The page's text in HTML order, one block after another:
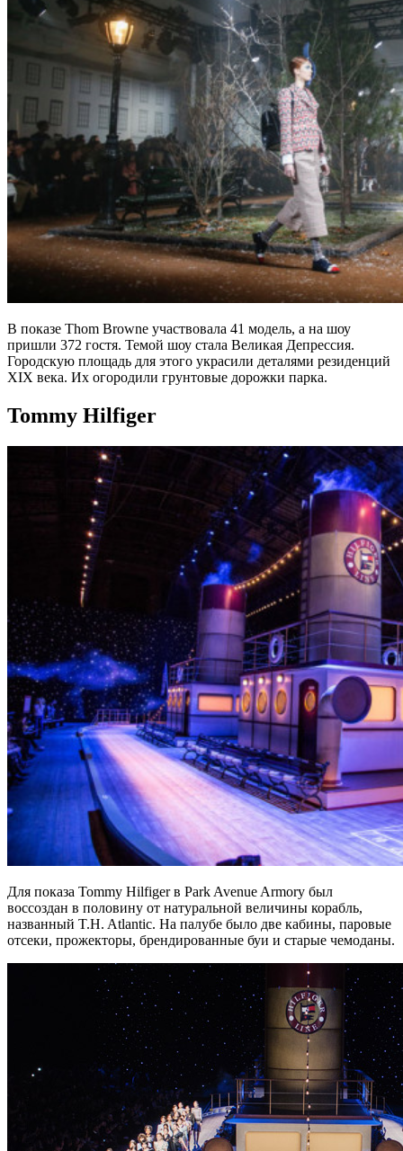
В показе Thom Browne участвовала 41 модель, а на шоу
пришли 372 гостя. Темой шоу стала Великая Депрессия.
Городскую площадь для этого украсили деталями резиденций
XIX века. Их огородили грунтовые дорожки парка.
Tommy Hilfiger
Для показа Tommy Hilfiger в Park Avenue Armory был
воссоздан в половину от натуральной величины корабль,
названный T.H. Atlantic. На палубе было две кабины, паровые
отсеки, прожекторы, брендированные буи и старые чемоданы.